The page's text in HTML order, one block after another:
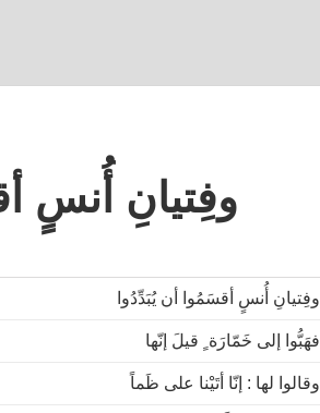
وفِتيانِ أُنسٍ
وفِتيانِ أُنسٍ أقسَمُوا أن يُبَدِّدُوا
فهَبُّوا إلى خَمّارَة ٍ قيلَ إنّها
وقالوا لها : إنّا أتَيْنا على ظَماً